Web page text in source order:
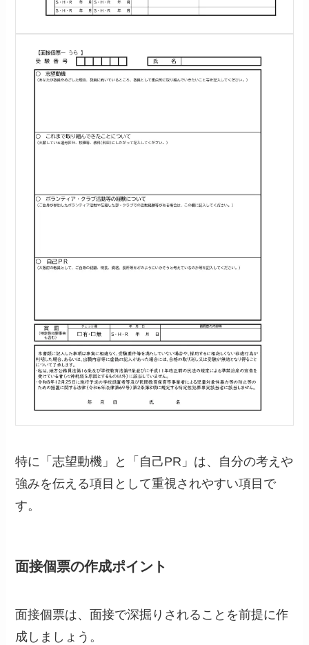
特に「志望動機」と「自己PR」は、自分の考えや
強みを伝える項目として重視されやすい項目で
す。
面接個票の作成ポイント
面接個票は、面接で深掘りされることを前提に作
成しましょう。